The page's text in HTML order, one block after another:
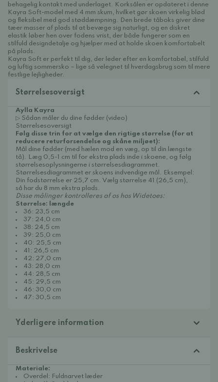
behagelig kontakt med underlaget. Korksålen er opdateret i denne
Kayra Soft-model med 4 mm skum, hvilket gør skoen virkelig blød
og fleksibel med god støddæmpning. Den brede tåboks giver dine
tæer masser af plads til at bevæge sig naturligt, og en diskret
elastik løber hen over fodens vrist, der både fungerer som en
stilfuld designdetalje og hjælper med at holde skoen komfortabelt
på plads.
Kayra Soft er perfekt til dig, der leder efter en komfortabel, stilfuld
og luftig sommersko – lige så velegnet til hverdagsbrug som til mere
festlige lejligheder.
Størrelsesoversigt
Aylla Kayra
▷ Sådan måler du dine fødder (video)
Størrelsesoversigt
Følg disse trin for at vælge den rigtige størrelse (for at
reducere returforsendelse og skåne miljøet):
Mål dine fødder (med hælen mod en væg, op til din længste
tå). Læg 0,5-1 cm til for ekstra plads inde i skoene, og følg
størrelsesoplysningerne i størrelsesdiagrammet.
Størrelsesdiagrammet er skoens indvendige mål. Eksempel:
Din fodstørrelse er 25,7 cm. Vælg størrelse 41 (26,5 cm),
så har du 8 mm ekstra plads.
Disse målinger kontrolleres af os hos Widetoes:
Størrelse: længde
36: 23,5 cm
37: 24,0 cm
38: 24,5 cm
39: 25,0 cm
40: 25,5 cm
41: 26,5 cm
42: 27,0 cm
43: 28,0 cm
44: 28,5 cm
45: 29,5 cm
46: 30,0 cm
47: 30,5 cm
Yderligere information
Beskrivelse
Materiale:
Overdel: Fuldnarvet læder